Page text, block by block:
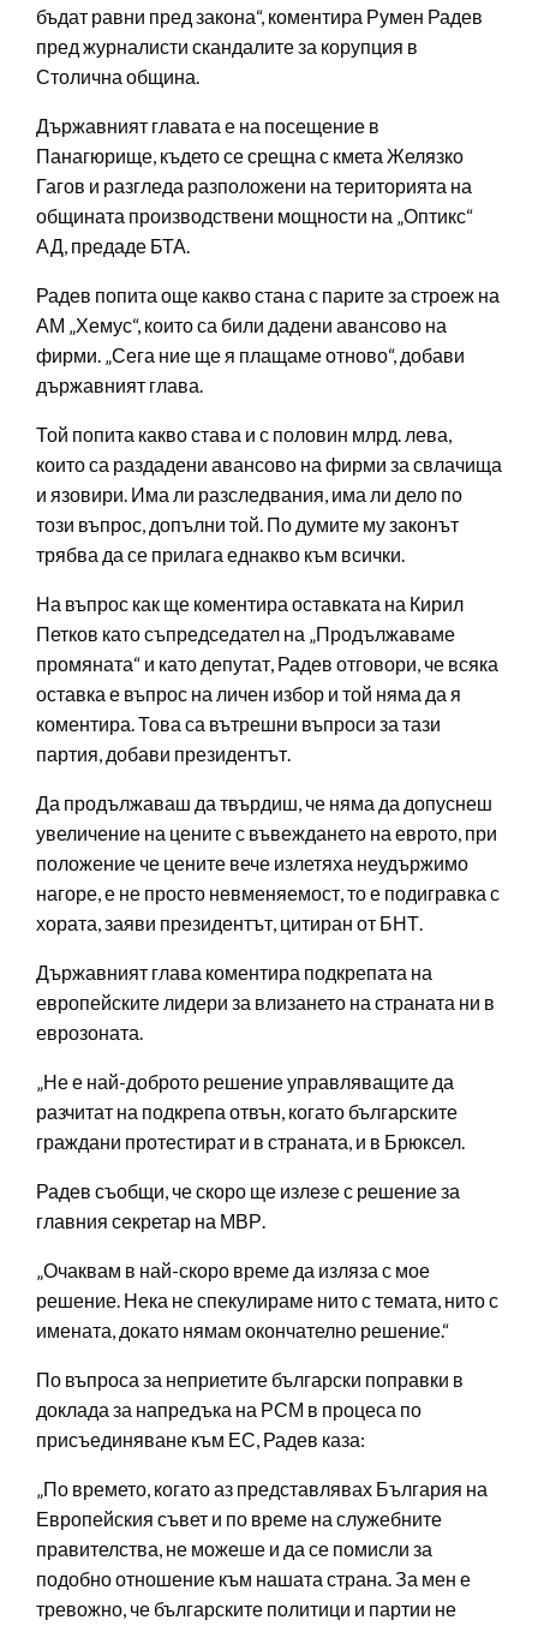
бъдат равни пред закона“, коментира Румен Радев
пред журналисти скандалите за корупция в
Столична община.
Държавният главата е на посещение в
Панагюрище, където се срещна с кмета Желязко
Гагов и разгледа разположени на територията на
общината производствени мощности на „Оптикс“
АД, предаде БТА.
Радев попита още какво стана с парите за строеж на
АМ „Хемус“, които са били дадени авансово на
фирми. „Сега ние ще я плащаме отново“, добави
държавният глава.
Той попита какво става и с половин млрд. лева,
които са раздадени авансово на фирми за свлачища
и язовири. Има ли разследвания, има ли дело по
този въпрос, допълни той. По думите му законът
трябва да се прилага еднакво към всички.
На въпрос как ще коментира оставката на Кирил
Петков като съпредседател на „Продължаваме
промяната“ и като депутат, Радев отговори, че всяка
оставка е въпрос на личен избор и той няма да я
коментира. Това са вътрешни въпроси за тази
партия, добави президентът.
Да продължаваш да твърдиш, че няма да допуснеш
увеличение на цените с въвеждането на еврото, при
положение че цените вече излетяха неудържимо
нагоре, е не просто невменяемост, то е подигравка с
хората, заяви президентът, цитиран от БНТ.
Държавният глава коментира подкрепата на
европейските лидери за влизането на страната ни в
еврозоната.
„Не е най-доброто решение управляващите да
разчитат на подкрепа отвън, когато българските
граждани протестират и в страната, и в Брюксел.
Радев съобщи, че скоро ще излезе с решение за
главния секретар на МВР.
„Очаквам в най-скоро време да изляза с мое
решение. Нека не спекулираме нито с темата, нито с
имената, докато нямам окончателно решение.“
По въпроса за неприетите български поправки в
доклада за напредъка на РСМ в процеса по
присъединяване към ЕС, Радев каза:
„По времето, когато аз представлявах България на
Европейския съвет и по време на служебните
правителства, не можеше и да се помисли за
подобно отношение към нашата страна. За мен е
тревожно, че българските политици и партии не